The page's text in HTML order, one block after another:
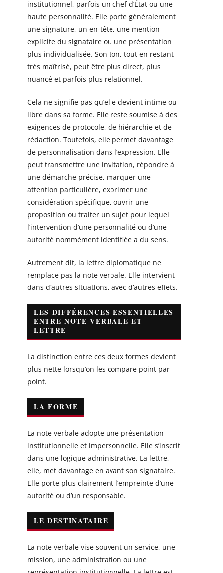
institutionnel, parfois un chef d’État ou une
haute personnalité. Elle porte généralement
une signature, un en-tête, une mention
explicite du signataire ou une présentation
plus individualisée. Son ton, tout en restant
très maîtrisé, peut être plus direct, plus
nuancé et parfois plus relationnel.
Cela ne signifie pas qu’elle devient intime ou
libre dans sa forme. Elle reste soumise à des
exigences de protocole, de hiérarchie et de
rédaction. Toutefois, elle permet davantage
de personnalisation dans l’expression. Elle
peut transmettre une invitation, répondre à
une démarche précise, marquer une
attention particulière, exprimer une
considération spécifique, ouvrir une
proposition ou traiter un sujet pour lequel
l’intervention d’une personnalité ou d’une
autorité nommément identifiée a du sens.
Autrement dit, la lettre diplomatique ne
remplace pas la note verbale. Elle intervient
dans d’autres situations, avec d’autres effets.
LES DIFFÉRENCES ESSENTIELLES
ENTRE NOTE VERBALE ET
LETTRE
La distinction entre ces deux formes devient
plus nette lorsqu’on les compare point par
point.
LA FORME
La note verbale adopte une présentation
institutionnelle et impersonnelle. Elle s’inscrit
dans une logique administrative. La lettre,
elle, met davantage en avant son signataire.
Elle porte plus clairement l’empreinte d’une
autorité ou d’un responsable.
LE DESTINATAIRE
La note verbale vise souvent un service, une
mission, une administration ou une